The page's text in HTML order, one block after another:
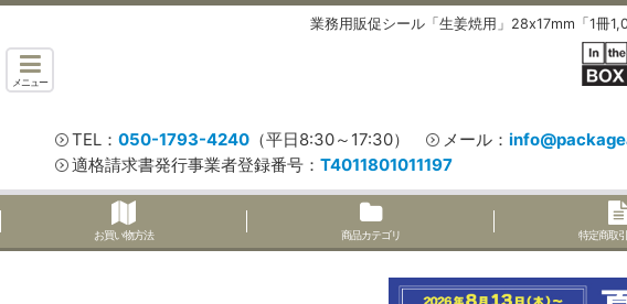
業務用販促シール「生姜焼用」28x17mm「1冊
メニュー
TEL： 050-1793-4240 （平日8:30～17:30） メール：
適格請求書発行事業者登録番号： T4011801011197
お買い物方法 商品カテゴリ 特定商取